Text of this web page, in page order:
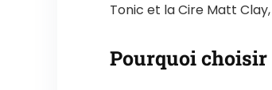
Tonic et la Cire Matt
Pourquoi choisir